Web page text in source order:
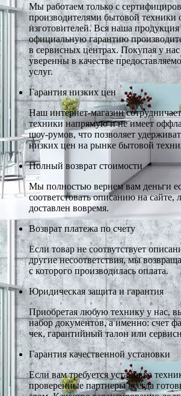
Мы работаем только с
производителями бытовой техники
изготовителей. Вся наша
официальную гарантию
в сервисных центрах. Покупая у
уверенны в качестве
услуг.
Гарантия низких цен
Наш интернет-магазин
техники напрямую и не имеет
шоу-румов, что позволяет
низких цен на рынке бытовой
Полный возврат стоимости
Мы полностью вернем вам деньги
соответстовать описанию на сайте,
доставлен вовремя.
Возврат платежа по счету
Если товар не соотвутствует
другие несоответствия, мы
с которого производилась оплата.
Юридическая защита и гарантия
Приобретая любую технику у нас,
набор документов, а именно: счет
чек, гарантийный талон или
Гарантия качественной установки
Если вам требуется установка
проверенные партнеры всегда